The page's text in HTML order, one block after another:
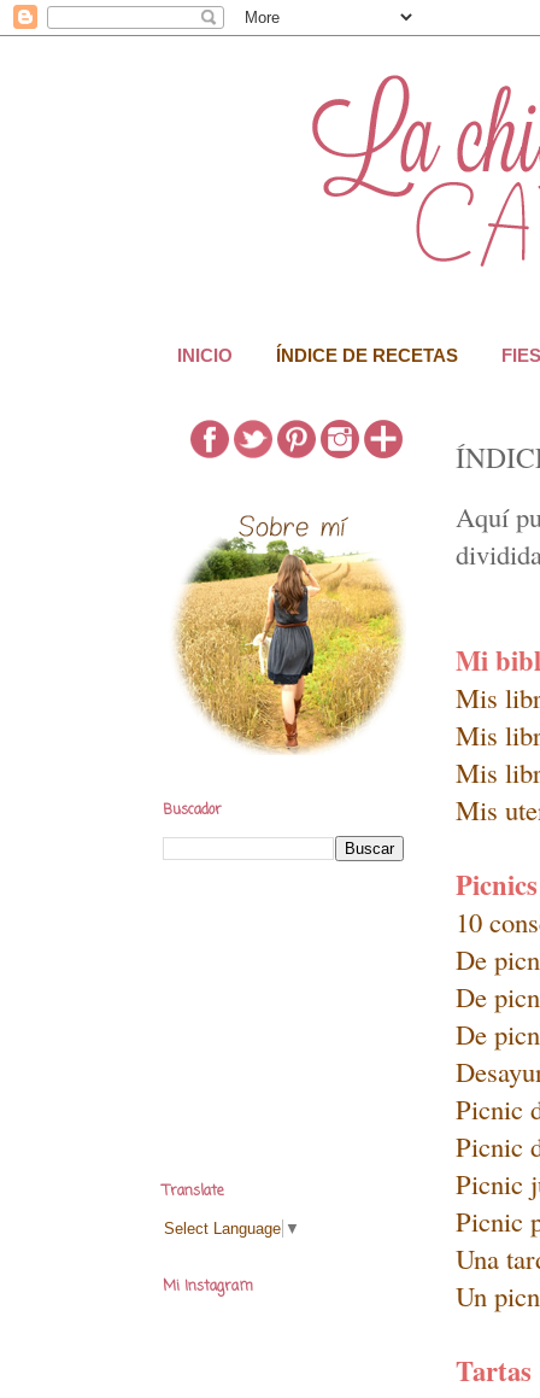
INICIO ÍNDICE DE RECETAS
Aquí
Mi
Mis
Mis
Mis
Mis
Picnics
10
De
De
De
Picnic
Picnic
Picnic
Picnic
Una
Un
Tartas
Buscador
Translate
Select Language ▼
Mi Instagram